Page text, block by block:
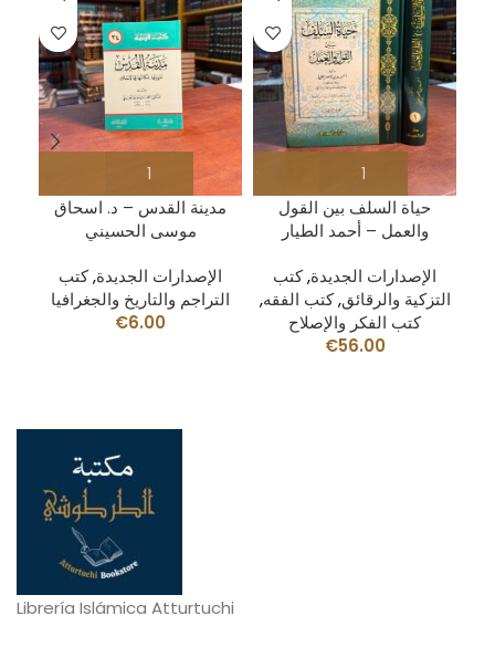
مدينة القدس – د. اسحاق
موسى الحسيني
الإصدارات الجديدة,كتب
التراجم والتاريخ والجغرافيا
€6.00
حياة السلف بين القول
والعمل – أحمد الطيار
الإصدارات الجديدة,كتب
التزكية والرقائق,كتب الفقه,
كتب الفكر والإصلاح
€56.00
Librería Islámica Atturtuchi